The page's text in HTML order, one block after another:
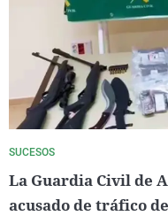
SUCESOS
La Guardia Civil de
acusado de tráfico